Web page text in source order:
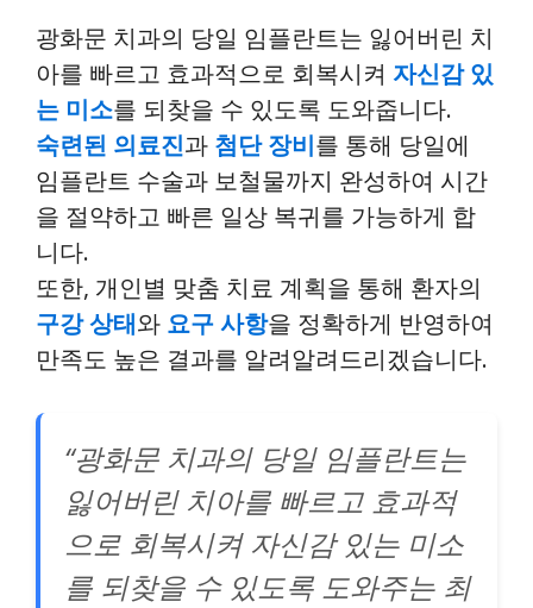
광화문 치과의 당일 임플란트는 잃어버린 치
아를 빠르고 효과적으로 회복시켜 자신감 있
는 미소를 되찾을 수 있도록 도와줍니다.
숙련된 의료진과 첨단 장비를 통해 당일에
임플란트 수술과 보철물까지 완성하여 시간
을 절약하고 빠른 일상 복귀를 가능하게 합
니다.
또한, 개인별 맞춤 치료 계획을 통해 환자의
구강 상태와 요구 사항을 정확하게 반영하여
만족도 높은 결과를 알려알려드리겠습니다.
“광화문 치과의 당일 임플란트는
잃어버린 치아를 빠르고 효과적
으로 회복시켜 자신감 있는 미소
를 되찾을 수 있도록 도와주는 최